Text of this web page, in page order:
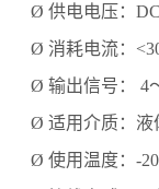
Ø 供电电压：
Ø 消耗电流：
Ø 输出信号：
4
Ø 适用介质：液
Ø 使用温度： -